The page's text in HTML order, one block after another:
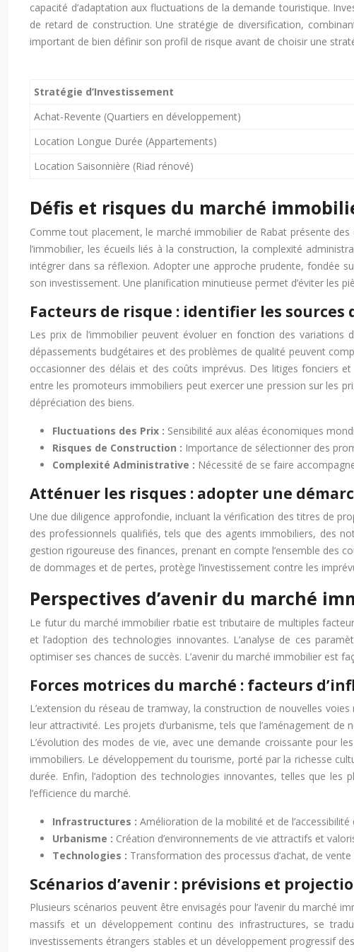
capacité d’adaptation aux fluctuations de la demande touristique.
de retard de construction. Une stratégie de diversification,
important de bien définir son profil de risque avant de choisir une
Stratégie d’Investissement
Achat-Revente (Quartiers en développement)
Location Longue Durée (Appartements)
Location Saisonnière (Riad rénové)
Défis et risques du marché
Comme tout placement, le marché immobilier de Rabat présente
l’immobilier, les écueils liés à la construction, la complexité
intégrer dans sa réflexion. Adopter une approche prudente, fondée
son investissement. Une planification minutieuse permet d’éviter les
Facteurs de risque : identifier les sources
Les prix de l’immobilier peuvent évoluer en fonction des
dépassements budgétaires et des problèmes de qualité peuvent
occasionner des délais et des coûts imprévus. Des litiges fonciers
entre les promoteurs immobiliers peut exercer une pression sur les
dépréciation des biens.
Fluctuations des Prix : Sensibilité aux aléas économiques
Risques de Construction : Importance de sélectionner des
Complexité Administrative : Nécessité de se faire
Atténuer les risques : adopter une
Une due diligence approfondie, incluant la vérification des titres de
des professionnels qualifiés, tels que des agents immobiliers, des
gestion rigoureuse des finances, prenant en compte l’ensemble des
de dommages et de pertes, protège l’investissement contre les
Perspectives d’avenir du marché
Le futur du marché immobilier rbatie est tributaire de multiples
et l’adoption des technologies innovantes. L’analyse de ces
optimiser ses chances de succès. L’avenir du marché immobilier est
Forces motrices du marché : facteurs
L’extension du réseau de tramway, la construction de nouvelles
leur attractivité. Les projets d’urbanisme, tels que l’aménagement
L’évolution des modes de vie, avec une demande croissante pour
immobiliers. Le développement du tourisme, porté par la richesse
durée. Enfin, l’adoption des technologies innovantes, telles que
l’efficience du marché.
Infrastructures : Amélioration de la mobilité et de l’accessibilité
Urbanisme : Création d’environnements de vie attractifs et
Technologies : Transformation des processus d’achat, de
Scénarios d’avenir : prévisions et
Plusieurs scénarios peuvent être envisagés pour l’avenir du marché
massifs et un développement continu des infrastructures, se
investissements étrangers stables et un développement progressif